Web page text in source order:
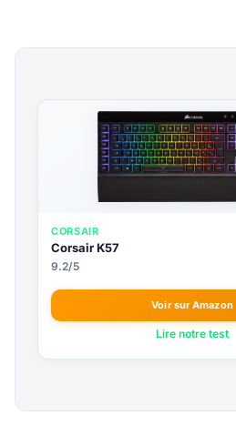
CORSAIR
Corsair K57
9.2/5
Voir sur Amazon
Lire notre test